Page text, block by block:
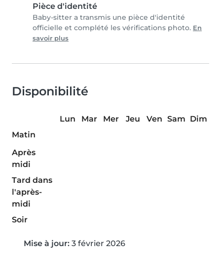
Pièce d'identité
Baby-sitter a transmis une pièce d'identité
officielle et complété les vérifications photo. En
savoir plus
Disponibilité
Lun Mar Mer Jeu Ven Sam Dim
Matin
Après
midi
Tard dans
l'après-
midi
Soir
Mise à jour: 3 février 2026